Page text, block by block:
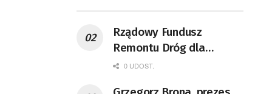
Rządowy Fundusz
Remontu Dróg dla
województwa lubuskiego
0 UDOST.